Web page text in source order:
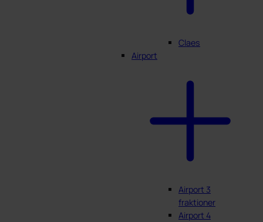
Claes
Airport
Airport 3
fraktioner
Airport 4